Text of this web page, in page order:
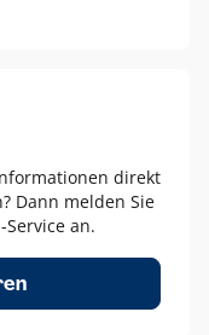
in Ausnahmefällen
Weiß-Umsetzungen
von jeweils einer
direkt
Dann melden Sie
an.